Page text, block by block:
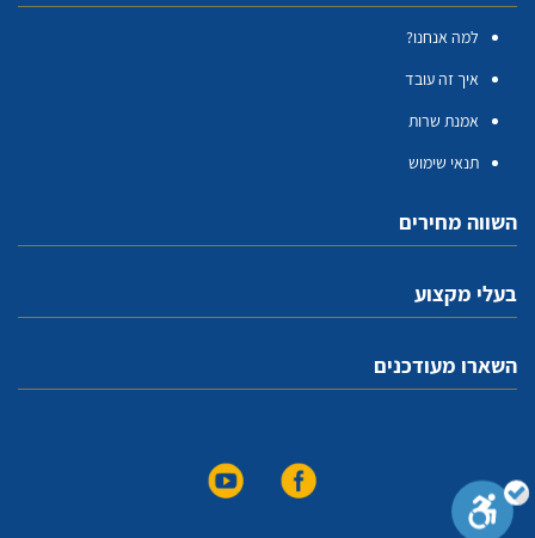
למה אנחנו?
איך זה עובד
אמנת שרות
תנאי שימוש
השווה מחירים
בעלי מקצוע
השארו מעודכנים